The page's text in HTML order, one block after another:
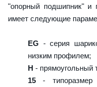
"опорный подшипник" и
имеет следующие
EG - серия
низким профилем;
H - прямоугольный
15 - типоразмер